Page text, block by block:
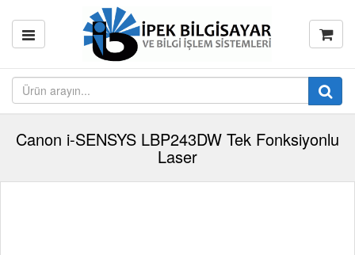
Canon i-SENSYS LBP243DW Tek Fonksiyonlu
Laser